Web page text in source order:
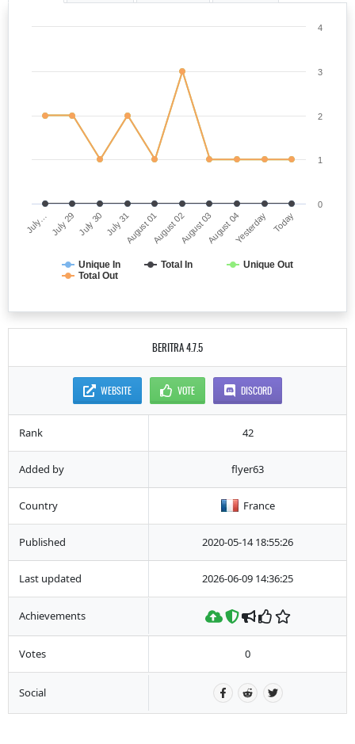
Unique In Total In
Unique Out
Total Out
July… July 29 July 30 July 31August 01August 02August 03August 04Yesterday Today
0
1
2
3
4
BERITRA 4.7.5
WEBSITE VOTE DISCORD
Rank 42
Added by flyer63
Country France
Published 2020-05-14 18:55:26
Last updated 2026-06-09 14:36:25
Achievements
Votes 0
Social